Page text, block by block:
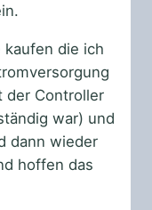
kaufen die ich
der Controller
war) und
dann wieder
hoffen das